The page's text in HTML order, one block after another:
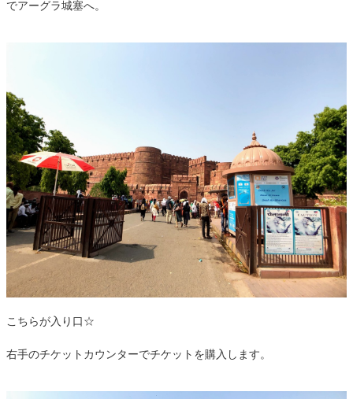
でアーグラ城塞へ。
こちらが入り口☆
右手のチケットカウンターでチケットを購入します。